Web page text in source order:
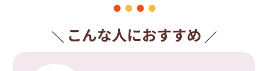
こんな人におすすめ